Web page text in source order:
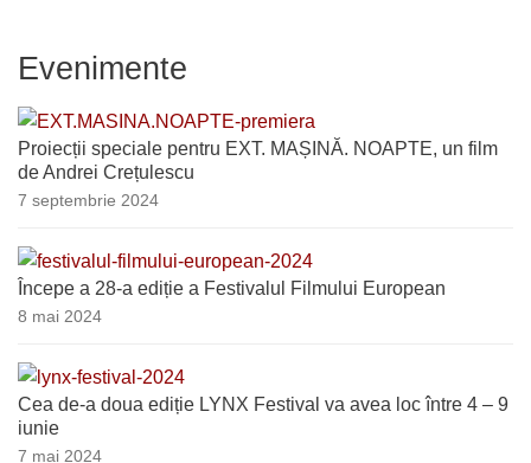
Evenimente
Proiecții speciale pentru EXT. MAȘINĂ. NOAPTE, un film
de Andrei Crețulescu
7 septembrie 2024
Începe a 28-a ediție a Festivalul Filmului European
8 mai 2024
Cea de-a doua ediție LYNX Festival va avea loc între 4 – 9
iunie
7 mai 2024